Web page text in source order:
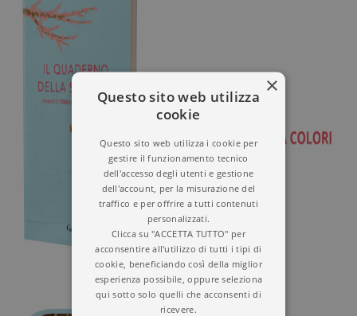
×
Questo sito web utilizza
cookie
Questo sito web utilizza i cookie per
gestire il funzionamento tecnico
dell'accesso degli utenti e gestione
dell'account, per la misurazione del
traffico e per offrire a tutti contenuti
personalizzati.
Clicca su "ACCETTA TUTTO" per
acconsentire all'utilizzo di tutti i tipi di
cookie, beneficiando così della miglior
esperienza possibile, oppure seleziona
qui sotto solo quelli che acconsenti di
ricevere.